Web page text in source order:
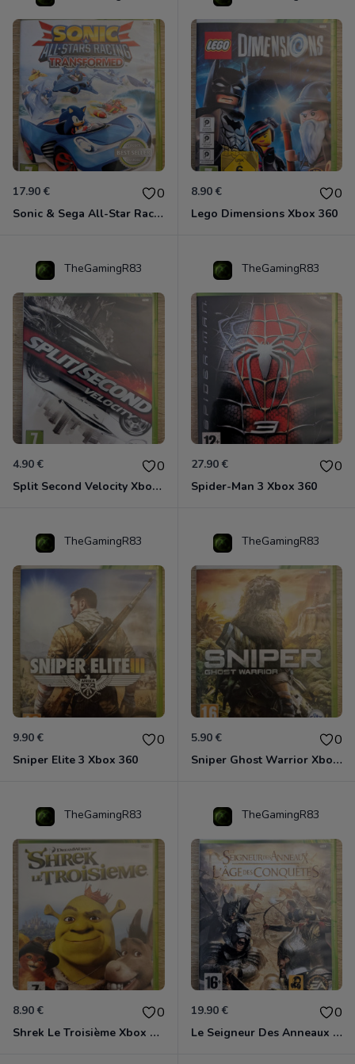
17.90 € 0
Sonic & Sega All-Star Racing - Transformed Xbox 360
8.90 € 0
Lego Dimensions Xbox 360
TheGamingR83
4.90 € 0
Split Second Velocity Xbox 360
TheGamingR83
27.90 € 0
Spider-Man 3 Xbox 360
TheGamingR83
9.90 € 0
Sniper Elite 3 Xbox 360
TheGamingR83
5.90 € 0
Sniper Ghost Warrior Xbox 360
TheGamingR83
8.90 € 0
Shrek Le Troisième Xbox 360
TheGamingR83
19.90 € 0
Le Seigneur Des Anneaux - L'âge Des Conquêtes Xbox 360